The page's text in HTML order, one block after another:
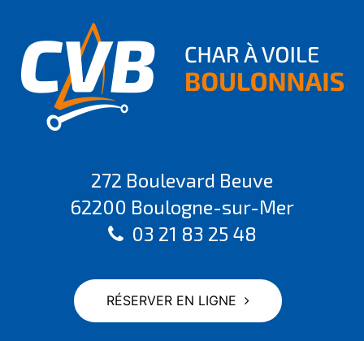
272 Boulevard Beuve
62200 Boulogne-sur-Mer
03 21 83 25 48
RÉSERVER EN LIGNE